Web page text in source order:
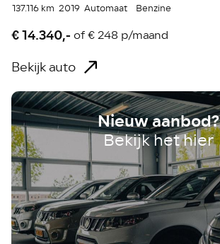
137.116 km 2019 Automaat Benzine
€ 14.340,- of€ 248 p/maand
Bekijk auto
Nieuw aanbod?
Bekijk het hier